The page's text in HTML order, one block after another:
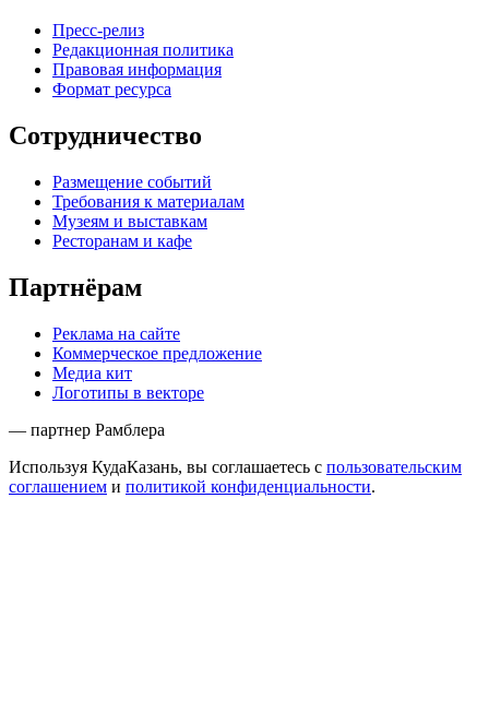
Пресс-релиз
Редакционная политика
Правовая информация
Формат ресурса
Сотрудничество
Размещение событий
Требования к материалам
Музеям и выставкам
Ресторанам и кафе
Партнёрам
Реклама на сайте
Коммерческое предложение
Медиа кит
Логотипы в векторе
— партнер Рамблера
Используя КудаКазань, вы соглашаетесь с пользовательским
соглашением и политикой конфиденциальности.